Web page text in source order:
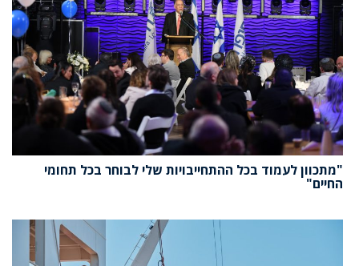
"מתכוון לעמוד בכל ההתחייבויות שלי לבוחר בכל תחומי
החיים"